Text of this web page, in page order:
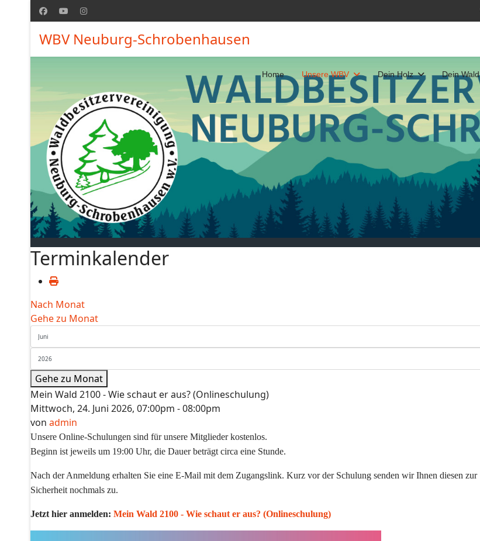
WBV Neuburg-Schrobenhausen
Home Unsere WBV Dein Holz Dein Wald
Terminkalender
Nach Monat
Gehe zu Monat
Gehe zu Monat
Mein Wald 2100 - Wie schaut er aus? (Onlineschulung)
Mittwoch, 24. Juni 2026, 07:00pm - 08:00pm
von admin
Unsere Online-Schulungen sind für unsere Mitglieder kostenlos.
Beginn ist jeweils um 19:00 Uhr, die Dauer beträgt circa eine Stunde.
Nach der Anmeldung erhalten Sie eine E-Mail mit dem Zugangslink. Kurz vor der Schulung senden wir Ihnen diesen zur
Sicherheit nochmals zu.
Jetzt hier anmelden: Mein Wald 2100 - Wie schaut er aus? (Onlineschulung)